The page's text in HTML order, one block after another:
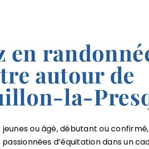
en
autour de
la-
ou âgé, débutant ou confirmé,
d’équitation dans un